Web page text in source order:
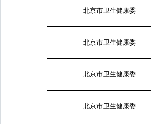
北京市卫生健康委
北京市卫生健康委
北京市卫生健康委
北京市卫生健康委